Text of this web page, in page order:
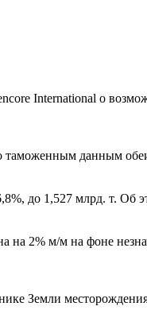
International о
таможенным данным
до 1,527 млрд. т. Об
на 2% м/м на фоне
Земли